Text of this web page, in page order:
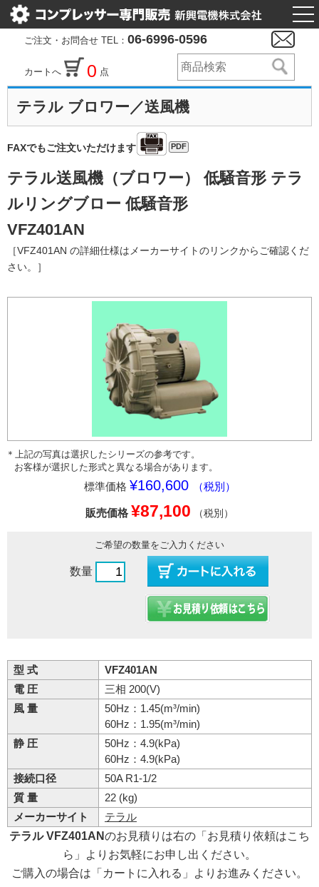
ご注文・お問合せ TEL： 06-6996-0596
カートへ 0 点
テラル ブロワー／送風機
FAXでもご注文いただけます PDF
テラル送風機（ブロワー） 低騒音形 テラ
ルリングブロー 低騒音形
VFZ401AN
［VFZ401AN の詳細仕様はメーカーサイトのリンクからご確認くだ
さい。］
＊上記の写真は選択したシリーズの参考です。
お客様が選択した形式と異なる場合があります。
標準価格 ¥160,600 （税別）
販売価格 ¥87,100 （税別）
ご希望の数量をご入力ください
数量
型 式
VFZ401AN
電 圧
三相 200(V)
風 量
50Hz：1.45(m³/min)
60Hz：1.95(m³/min)
静 圧
50Hz：4.9(kPa)
60Hz：4.9(kPa)
接続口径
50A R1-1/2
質 量
22 (kg)
メーカーサイト
テラル
テラル VFZ401ANのお見積りは右の「お見積り依頼はこち
ら」よりお気軽にお申し出ください。
ご購入の場合は「カートに入れる」よりお進みください。